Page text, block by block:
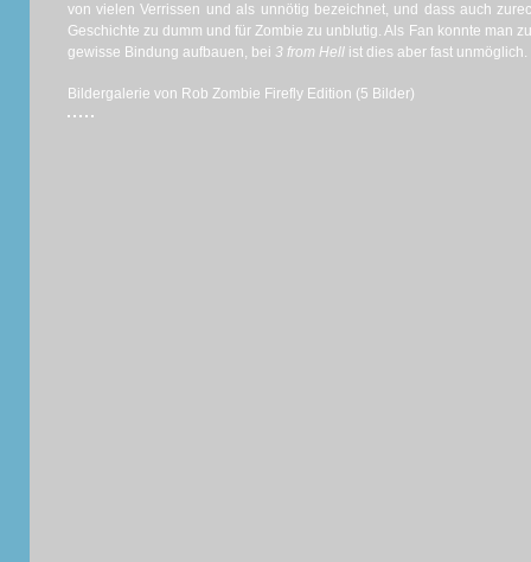
von vielen Verrissen und als unnötig bezeichnet, und dass auch
Geschichte zu dumm und für Zombie zu unblutig. Als Fan konnte man
gewisse Bindung aufbauen, bei 3 from Hellist dies aber fast unmöglich.
Bildergalerie von Rob Zombie Firefly Edition (5 Bilder)